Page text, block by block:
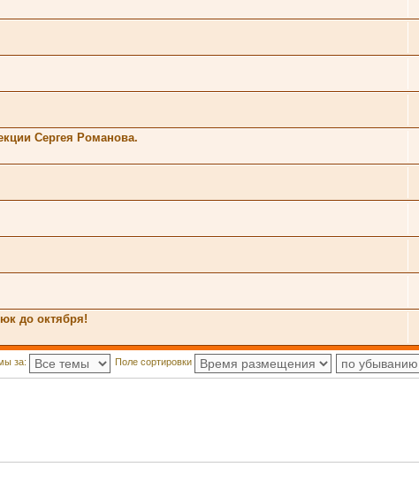
Сергея Романова.
до октября!
за: Поле сортировки